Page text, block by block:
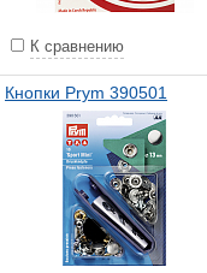
К сравнению
Кнопки Prym 390501